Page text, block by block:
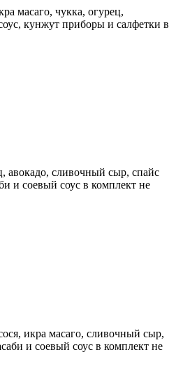
масаго, чукка, огурец,
кунжут приборы и салфетки в
авокадо, сливочный сыр, спайс
и соевый соус в комплект не
икра масаго, сливочный сыр,
и соевый соус в комплект не